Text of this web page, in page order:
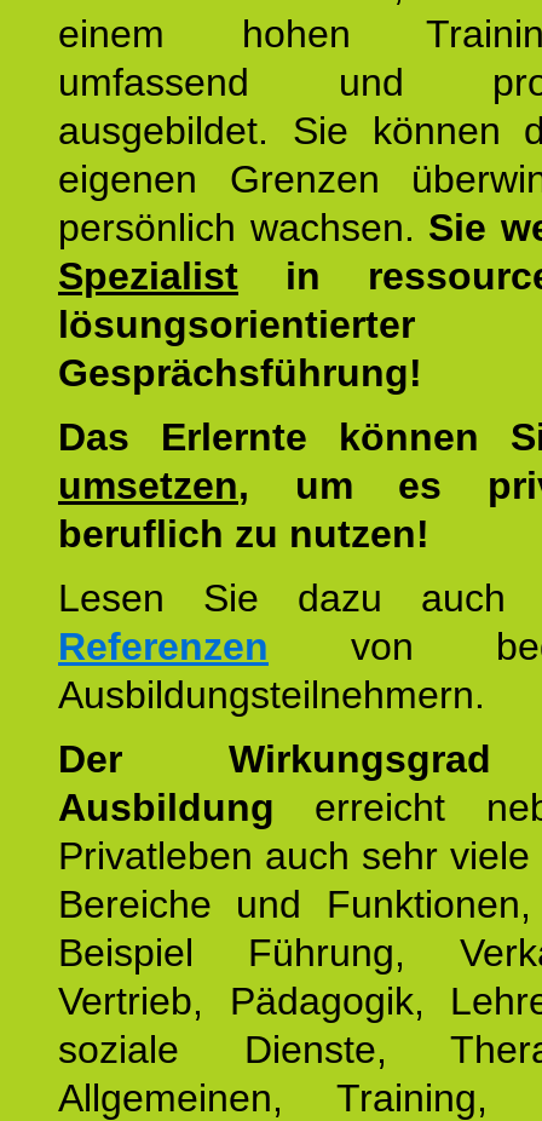
einem hohen
umfassend und
ausgebildet. Sie können
eigenen Grenzen
persönlich wachsen. Sie
Spezialist in
lösungsorientierter
Gesprächsführung!
Das Erlernte können
umsetzen, um es
beruflich zu nutzen!
Lesen Sie dazu
Referenzen von
Ausbildungsteilnehmern.
Der
Ausbildung erreicht
Privatleben auch sehr
Bereiche und
Beispiel Führung,
Vertrieb, Pädagogik,
soziale Dienste,
Allgemeinen, Training,